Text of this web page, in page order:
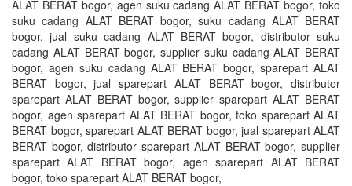
ALAT BERAT bogor, agen suku cadang ALAT BERAT bogor, toko
suku cadang ALAT BERAT bogor, suku cadang ALAT BERAT
bogor. jual suku cadang ALAT BERAT bogor, distributor suku
cadang ALAT BERAT bogor, supplier suku cadang ALAT BERAT
bogor, agen suku cadang ALAT BERAT bogor, sparepart ALAT
BERAT bogor, jual sparepart ALAT BERAT bogor, distributor
sparepart ALAT BERAT bogor, supplier sparepart ALAT BERAT
bogor, agen sparepart ALAT BERAT bogor, toko sparepart ALAT
BERAT bogor, sparepart ALAT BERAT bogor, jual sparepart ALAT
BERAT bogor, distributor sparepart ALAT BERAT bogor, supplier
sparepart ALAT BERAT bogor, agen sparepart ALAT BERAT
bogor, toko sparepart ALAT BERAT bogor,